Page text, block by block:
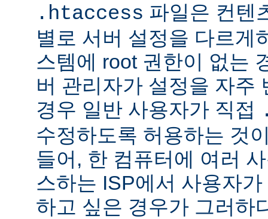
.htaccess 파일은 컨텐
별로 서버 설정을 다르게
스템에 root 권한이 없는
버 관리자가 설정을 자주
경우 일반 사용자가 직접
수정하도록 허용하는 것
들어, 한 컴퓨터에 여러
스하는 ISP에서 사용자
하고 싶은 경우가 그러하